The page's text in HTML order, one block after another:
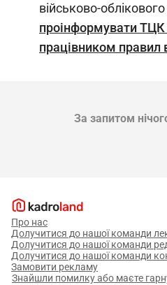
військово-
проінформувати
працівником правил
За запитом
Про нас
Долучитися до нашої команди
Долучитися до нашої команди
Долучитися до нашої команди
Замовити рекламу
Знайшли помилку або маєте